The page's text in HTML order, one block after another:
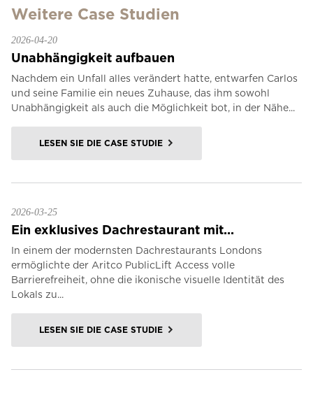
Weitere Case Studien
2026-04-20
Unabhängigkeit aufbauen
Nachdem ein Unfall alles verändert hatte, entwarfen Carlos
und seine Familie ein neues Zuhause, das ihm sowohl
Unabhängigkeit als auch die Möglichkeit bot, in der Nähe...
LESEN SIE DIE CASE STUDIE
2026-03-25
Ein exklusives Dachrestaurant mit...
In einem der modernsten Dachrestaurants Londons
ermöglichte der Aritco PublicLift Access volle
Barrierefreiheit, ohne die ikonische visuelle Identität des
Lokals zu...
LESEN SIE DIE CASE STUDIE